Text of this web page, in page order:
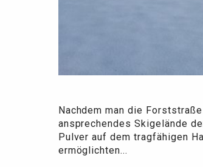
Nachdem man die
ansprechendes Skigelände
Pulver auf dem tragfähigen
ermöglichten...